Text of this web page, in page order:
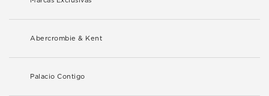
Abercrombie & Kent
Palacio Contigo